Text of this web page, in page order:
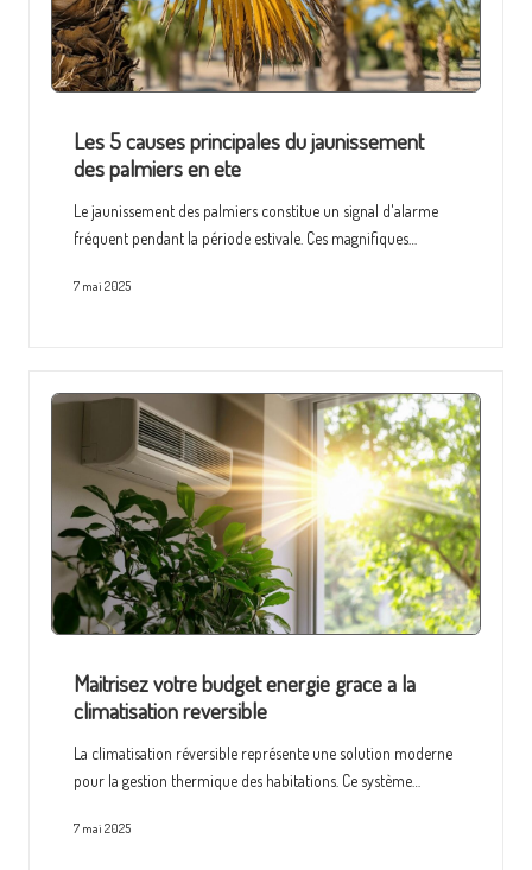
Les 5 causes principales du jaunissement
des palmiers en ete
Le jaunissement des palmiers constitue un signal d'alarme
fréquent pendant la période estivale. Ces magnifiques…
7 mai 2025
Maitrisez votre budget energie grace a la
climatisation reversible
La climatisation réversible représente une solution moderne
pour la gestion thermique des habitations. Ce système…
7 mai 2025